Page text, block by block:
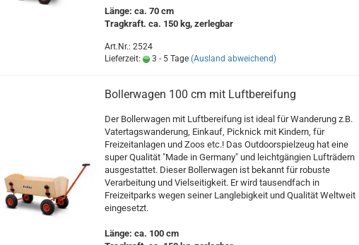
Länge: ca. 70 cm
Tragkraft. ca. 150 kg, zerlegbar
Art.Nr.: 2524
Lieferzeit:
3 - 5 Tage (Ausland abweichend)
Bollerwagen 100 cm mit Luftbereifung
Der Bollerwagen mit Luftbereifung ist ideal für Wanderung z.B.
Vatertagswanderung, Einkauf, Picknick mit Kindern, für
Freizeitanlagen und Zoos etc.! Das Outdoorspielzeug hat eine
super Qualität "Made in Germany" und leichtgängien Lufträdern
ausgestattet. Dieser Bollerwagen ist bekannt für robuste
Verarbeitung und Vielseitigkeit. Er wird tausendfach in
Freizeitparks wegen seiner Langlebigkeit und Qualität Weltweit
eingesetzt.
Länge: ca. 100 cm